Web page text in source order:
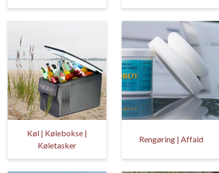
Køl | Kølebokse |
Køletasker
Rengøring | Affald